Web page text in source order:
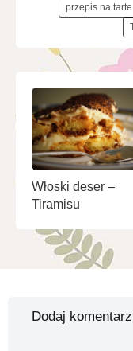
przepis na tarte
Włoski deser –
Tiramisu
Dodaj komentarz